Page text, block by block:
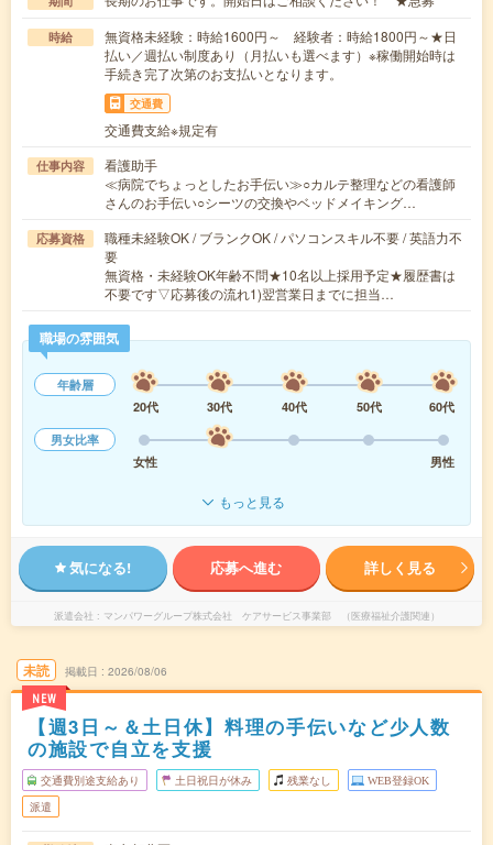
時給
無資格未経験：時給1600円～ 経験者：時給1800円～★日
払い／週払い制度あり（月払いも選べます）※稼働開始時は
手続き完了次第のお支払いとなります。
交通費
交通費支給※規定有
仕事内容
看護助手
≪病院でちょっとしたお手伝い≫○カルテ整理などの看護師
さんのお手伝い○シーツの交換やベッドメイキング…
応募資格
職種未経験OK / ブランクOK / パソコンスキル不要 / 英語力不
要
無資格・未経験OK年齢不問★10名以上採用予定★履歴書は
不要です▽応募後の流れ1)翌営業日までに担当…
職場の雰囲気
年齢層
20代
30代 40代 50代
60代
男女比率
女性
男性
もっと見る
気になる! 応募へ進む 詳しく見る
派遣会社 マンパワーグループ株式会社 ケアサービス事業部 （医療福祉介護関連）
未読
NEW
掲載日 2026/08/06
【週3日～＆土日休】料理の手伝いなど少人数
の施設で自立を支援
交通費別途支給あり 土日祝日が休み 残業なし WEB登録OK
派遣